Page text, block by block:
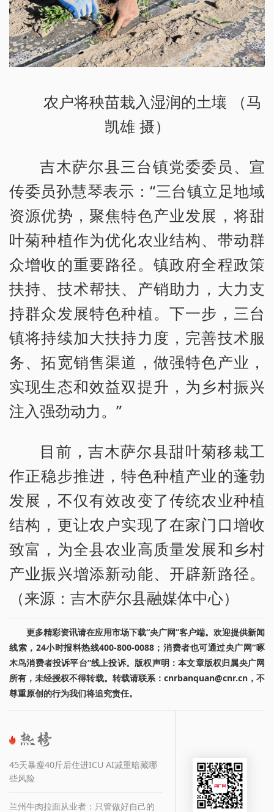
农户将秧苗栽入湿润的土壤 （马
凯雄 摄）
吉木萨尔县三台镇党委委员、宣
传委员孙慧琴表示：“三台镇立足地域
资源优势，聚焦特色产业发展，将甜
叶菊种植作为优化农业结构、带动群
众增收的重要路径。镇政府全程政策
扶持、技术帮扶、产销助力，大力支
持群众发展特色种植。下一步，三台
镇将持续加大扶持力度，完善技术服
务、拓宽销售渠道，做强特色产业，
实现生态和效益双提升，为乡村振兴
注入强劲动力。”
目前，吉木萨尔县甜叶菊移栽工
作正稳步推进，特色种植产业的蓬勃
发展，不仅有效改变了传统农业种植
结构，更让农户实现了在家门口增收
致富，为全县农业高质量发展和乡村
产业振兴增添新动能、开辟新路径。
（来源：吉木萨尔县融媒体中心）
更多精彩资讯请在应用市场下载“央广网”客户端。欢迎提供新闻
线索，24小时报料热线400-800-0088；消费者也可通过央广网“啄
木鸟消费者投诉平台”线上投诉。版权声明：本文章版权归属央广网
所有，未经授权不得转载。转载请联系：cnrbanquan@cnr.cn，不
尊重原创的行为我们将追究责任。
45天暴瘦40斤后住进ICU AI减重暗藏哪
些风险
兰州牛肉拉面从业者：只管做好自己的